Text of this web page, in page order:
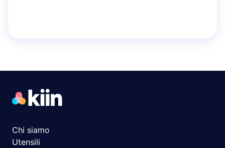
Chi siamo
Utensili